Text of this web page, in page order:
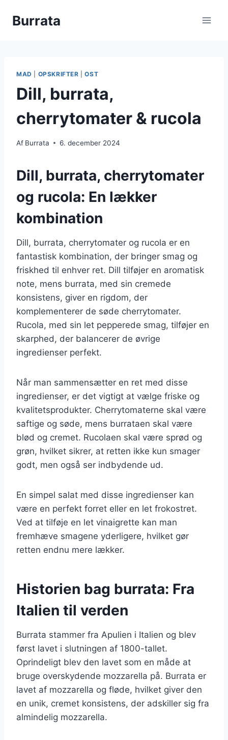
Burrata
MAD OPSKRIFTER |OST
Dill, burrata,
cherrytomater & rucola
Af Burrata 6. december 2024
Dill, burrata, cherrytomater
og rucola: En lækker
kombination
Dill, burrata, cherrytomater og rucola er en
fantastisk kombination, der bringer smag og
friskhed til enhver ret. Dill tilføjer en aromatisk
note, mens burrata, med sin cremede
konsistens, giver en rigdom, der
komplementerer de søde cherrytomater.
Rucola, med sin let pepperede smag, tilføjer en
skarphed, der balancerer de øvrige
ingredienser perfekt.
Når man sammensætter en ret med disse
ingredienser, er det vigtigt at vælge friske og
kvalitetsprodukter. Cherrytomaterne skal være
saftige og søde, mens burrataen skal være
blød og cremet. Rucolaen skal være sprød og
grøn, hvilket sikrer, at retten ikke kun smager
godt, men også ser indbydende ud.
En simpel salat med disse ingredienser kan
være en perfekt forret eller en let frokostret.
Ved at tilføje en let vinaigrette kan man
fremhæve smagene yderligere, hvilket gør
retten endnu mere lækker.
Historien bag burrata: Fra
Italien til verden
Burrata stammer fra Apulien i Italien og blev
først lavet i slutningen af 1800-tallet.
Oprindeligt blev den lavet som en måde at
bruge overskydende mozzarella på. Burrata er
lavet af mozzarella og fløde, hvilket giver den
en unik, cremet konsistens, der adskiller sig fra
almindelig mozzarella.